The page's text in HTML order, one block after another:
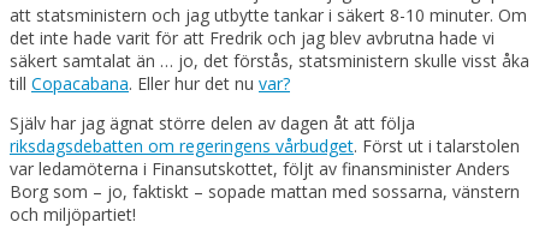
att statsministern och jag utbytte tankar i säkert 8-10 minuter. Om
det inte hade varit för att Fredrik och jag blev avbrutna hade vi
säkert samtalat än … jo, det förstås, statsministern skulle visst åka
till Copacabana. Eller hur det nu var?
Själv har jag ägnat större delen av dagen åt att följa
riksdagsdebatten om regeringens vårbudget. Först ut i talarstolen
var ledamöterna i Finansutskottet, följt av finansminister Anders
Borg som – jo, faktiskt – sopade mattan med sossarna, vänstern
och miljöpartiet!